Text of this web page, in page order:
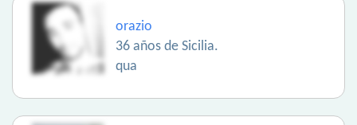
orazio
36 años de Sicilia.
qua